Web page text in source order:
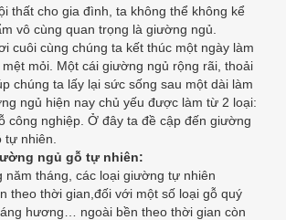
thất cho gia đình, ta không thể không kể
vô cùng quan trọng là giường ngủ.
cuôi cùng chúng ta kết thúc một ngày làm
mỏi. Một cái giường ngủ rộng rãi, thoải
chúng ta lấy lại sức sống sau một dài làm
ngủ hiện nay chủ yếu được làm từ 2 loại:
công nghiệp. Ở đây ta đề cập đến giường
tự nhiên.
ngủ gỗ tự nhiên:
năm tháng, các loại giường tự nhiên
theo thời gian,đối với một số loại gỗ quý
hương… ngoài bền theo thời gian còn